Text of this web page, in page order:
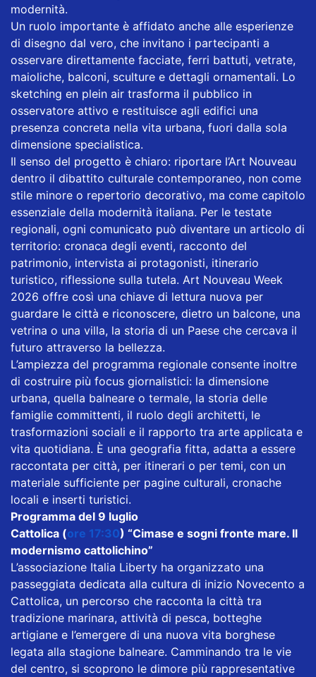
modernità.
Un ruolo importante è affidato anche alle esperienze
di disegno dal vero, che invitano i partecipanti a
osservare direttamente facciate, ferri battuti, vetrate,
maioliche, balconi, sculture e dettagli ornamentali. Lo
sketching en plein air trasforma il pubblico in
osservatore attivo e restituisce agli edifici una
presenza concreta nella vita urbana, fuori dalla sola
dimensione specialistica.
Il senso del progetto è chiaro: riportare l’Art Nouveau
dentro il dibattito culturale contemporaneo, non come
stile minore o repertorio decorativo, ma come capitolo
essenziale della modernità italiana. Per le testate
regionali, ogni comunicato può diventare un articolo di
territorio: cronaca degli eventi, racconto del
patrimonio, intervista ai protagonisti, itinerario
turistico, riflessione sulla tutela. Art Nouveau Week
2026 offre così una chiave di lettura nuova per
guardare le città e riconoscere, dietro un balcone, una
vetrina o una villa, la storia di un Paese che cercava il
futuro attraverso la bellezza.
L’ampiezza del programma regionale consente inoltre
di costruire più focus giornalistici: la dimensione
urbana, quella balneare o termale, la storia delle
famiglie committenti, il ruolo degli architetti, le
trasformazioni sociali e il rapporto tra arte applicata e
vita quotidiana. È una geografia fitta, adatta a essere
raccontata per città, per itinerari o per temi, con un
materiale sufficiente per pagine culturali, cronache
locali e inserti turistici.
Programma del 9 luglio
Cattolica (ore 17:30) “Cimase e sogni fronte mare. Il
modernismo cattolichino”
L’associazione Italia Liberty ha organizzato una
passeggiata dedicata alla cultura di inizio Novecento a
Cattolica, un percorso che racconta la città tra
tradizione marinara, attività di pesca, botteghe
artigiane e l’emergere di una nuova vita borghese
legata alla stagione balneare. Camminando tra le vie
del centro, si scoprono le dimore più rappresentative